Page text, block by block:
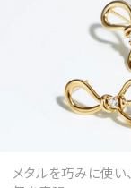
会員登録
Log in or
SPUR読者の
「The SPUR
メタルを巧みに使